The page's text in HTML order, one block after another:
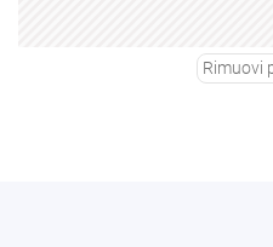
Rimuovi